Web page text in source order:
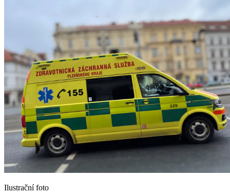
Ilustrační foto